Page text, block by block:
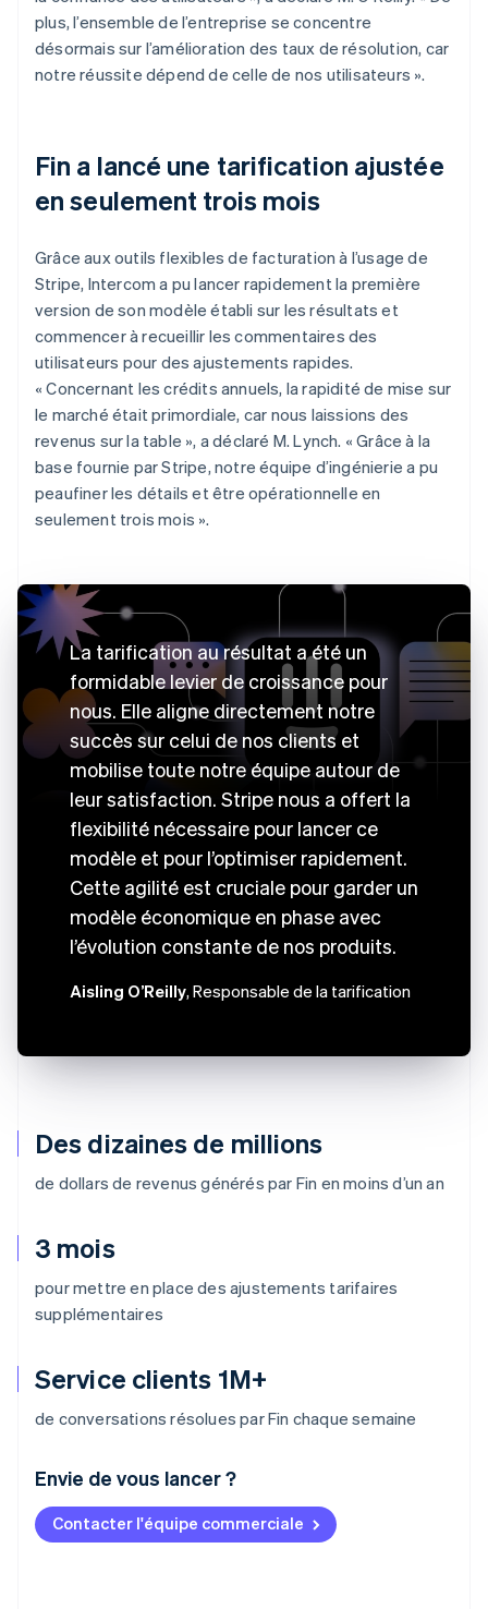
Des dizaines de millions
de dollars de revenus générés par Fin en moins d’un an
3 mois
pour mettre en place des ajustements tarifaires
supplémentaires
Service clients 1M+
de conversations résolues par Fin chaque semaine
Envie de vous lancer ?
Contacter l'équipe commerciale
plus, l’ensemble de l’entreprise se concentre
désormais sur l’amélioration des taux de résolution, car
notre réussite dépend de celle de nos utilisateurs ».
Fin a lancé une tarification ajustée
en seulement trois mois
Grâce aux outils flexibles de facturation à l’usage de
Stripe, Intercom a pu lancer rapidement la première
version de son modèle établi sur les résultats et
commencer à recueillir les commentaires des
utilisateurs pour des ajustements rapides.
« Concernant les crédits annuels, la rapidité de mise sur
le marché était primordiale, car nous laissions des
revenus sur la table », a déclaré M. Lynch. « Grâce à la
base fournie par Stripe, notre équipe d’ingénierie a pu
peaufiner les détails et être opérationnelle en
seulement trois mois ».
La tarification au résultat a été un
formidable levier de croissance pour
nous. Elle aligne directement notre
succès sur celui de nos clients et
mobilise toute notre équipe autour de
leur satisfaction. Stripe nous a offert la
flexibilité nécessaire pour lancer ce
modèle et pour l’optimiser rapidement.
Cette agilité est cruciale pour garder un
modèle économique en phase avec
l’évolution constante de nos produits.
Aisling O’Reilly, Responsable de la tarification
Allemagne